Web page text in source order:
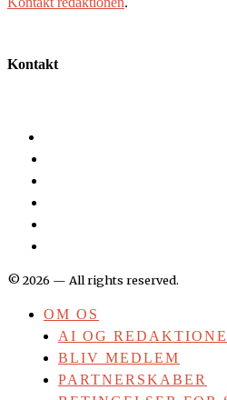
Kontakt
©2026 — All rights reserved.
OM OS
AI OG
BLIV MEDLEM
PARTNERSKABER